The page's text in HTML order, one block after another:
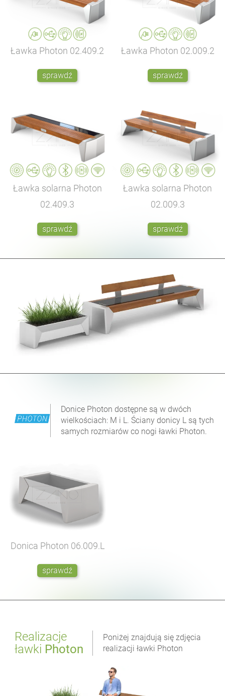
Ławka Photon 02.409.2
sprawdź
Ławka Photon 02.009.2
sprawdź
Ławka solarna Photon
02.409.3
sprawdź
Ławka solarna Photon
02.009.3
sprawdź
Donice Photon dostępne są w dwóch
wielkościach: M i L. Ściany donicy L są tych
samych rozmiarów co nogi ławki Photon.
Donica Photon 06.009.L
sprawdź
Realizacje
ławki Photon
Poniżej znajdują się zdjęcia
realizacji ławki Photon